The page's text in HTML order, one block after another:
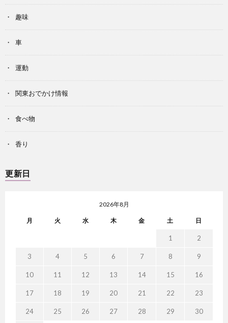
趣味
車
運動
関東おでかけ情報
食べ物
香り
更新日
2026年8月
月 火 水 木 金 土 日
1 2
3 4 5 6 7 8 9
10 11 12 13 14 15 16
17 18 19 20 21 22 23
24 25 26 27 28 29 30